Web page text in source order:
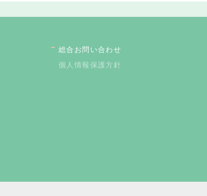
総合お問い合わせ
個人情報保護方針